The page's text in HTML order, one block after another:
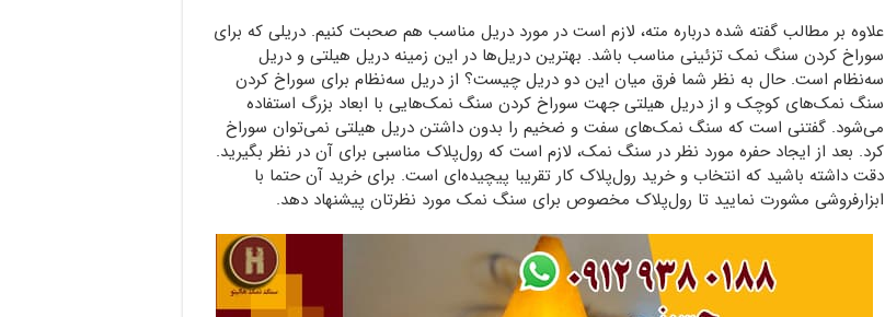
علاوه بر مطالب گفته شده درباره مته، لازم است در مورد دریل مناسب هم صحبت کنیم. دریلی که برای
سوراخ کردن سنگ نمک تزئینی مناسب باشد. بهترین دریل‌ها در این زمینه دریل هیلتی و دریل
سه‌نظام است. حال به نظر شما فرق میان این دو دریل چیست؟ از دریل سه‌نظام برای سوراخ کردن
سنگ نمک‌های کوچک و از دریل هیلتی جهت سوراخ کردن سنگ نمک‌هایی با ابعاد بزرگ استفاده
می‌شود. گفتنی است که سنگ نمک‌های سفت و ضخیم را بدون داشتن دریل هیلتی نمی‌توان سوراخ
کرد. بعد از ایجاد حفره مورد نظر در سنگ نمک، لازم است که رول‌پلاک مناسبی برای آن در نظر بگیرید.
دقت داشته باشید که انتخاب و خرید رول‌پلاک کار تقریبا پیچیده‌ای است. برای خرید آن حتما با
ابزارفروشی مشورت نمایید تا رول‌پلاک مخصوص برای سنگ نمک مورد نظرتان پیشنهاد دهد.